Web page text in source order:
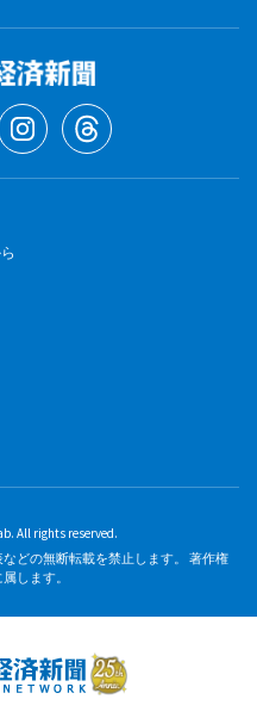
All rights reserved.
どの無断転載を禁止します。 著作権
します。